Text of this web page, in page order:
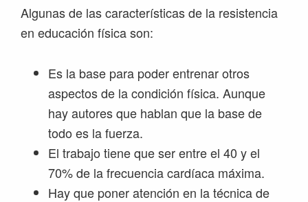
Algunas de las características de la resistencia
en educación física son:
Es la base para poder entrenar otros
aspectos de la condición física. Aunque
hay autores que hablan que la base de
todo es la fuerza.
El trabajo tiene que ser entre el 40 y el
70% de la frecuencia cardíaca máxima.
Hay que poner atención en la técnica de